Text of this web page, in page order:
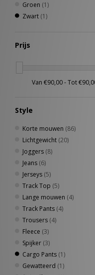
Groen (1)
Zwart (1)
Prijs
Style
Korte mouwen (86)
Lichtgewicht (20)
Joggers (8)
Jeans (6)
Jerseys (5)
Track Top (5)
Lange mouwen (4)
Track Pants (4)
Trousers (4)
Fleece (3)
Spijker (3)
Cargo Pants (1)
Gewatteerd (1)